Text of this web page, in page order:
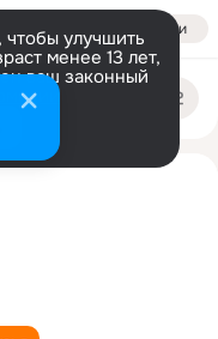
Войти
улучшить
менее 13 лет,
ваш законный